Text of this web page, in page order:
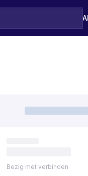
Bezig met verbinden